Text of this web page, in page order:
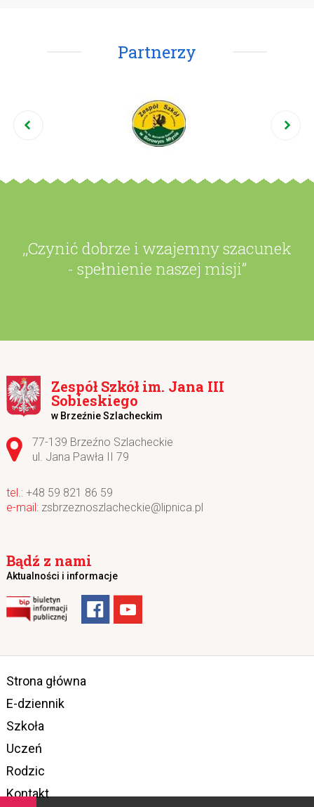
Partnerzy
,,Czynić dobrze i wzajemny szacunek
- spełnienie naszej misji”
Zespół Szkół im. Jana III
Sobieskiego
w Brzeźnie Szlacheckim
Adres pocztowy:
77-139 Brzeźno Szlacheckie
ul. Jana Pawła II 79
+48 59 821 86 59
zsbrzeznoszlacheckie@lipnica.pl
Bądź z nami
Aktualności i informacje
Strona główna
E-dziennik
Szkoła
Uczeń
Rodzic
Kontakt